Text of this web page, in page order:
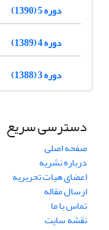
دوره 5 (1390)
دوره 4 (1389)
دوره 3 (1388)
دسترسی سریع
صفحه اصلی
درباره نشریه
اعضای هیات تحریریه
ارسال مقاله
تماس با ما
نقشه سایت